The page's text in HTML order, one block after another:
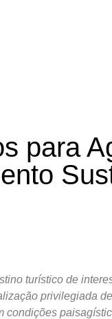
para
turístico de
privilegiada
condições